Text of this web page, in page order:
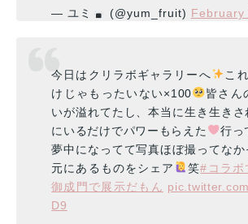
— ユミ (@yum_fruit) February
今日はクリラボギャラリーへ
こ
けじゃもったいない×100
皆さん
いが溢れてたし、本当に生き生きさ
にいるだけでパワーもらえた
行っ
夢中になってて写真ほぼ撮ってな
元にあるものをシェア
笑#コラボ
御成門で展示だもん
D9